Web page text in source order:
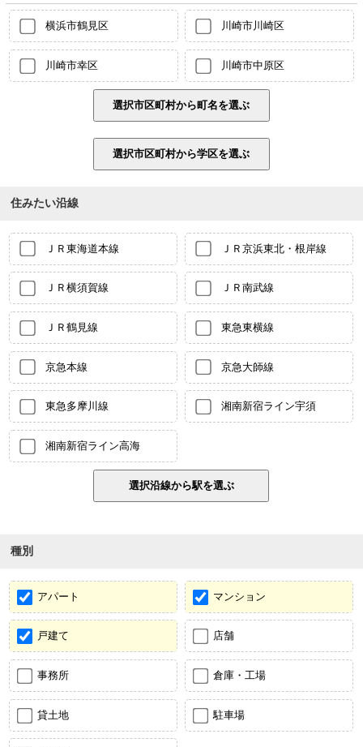
横浜市鶴見区 川崎市川崎区
川崎市幸区 川崎市中原区
住みたい沿線
ＪＲ東海道本線 ＪＲ京浜東北・根岸線
ＪＲ横須賀線 ＪＲ南武線
ＪＲ鶴見線 東急東横線
京急本線 京急大師線
東急多摩川線 湘南新宿ライン宇須
湘南新宿ライン高海
種別
アパート マンション
戸建て 店舗
事務所 倉庫・工場
貸土地 駐車場